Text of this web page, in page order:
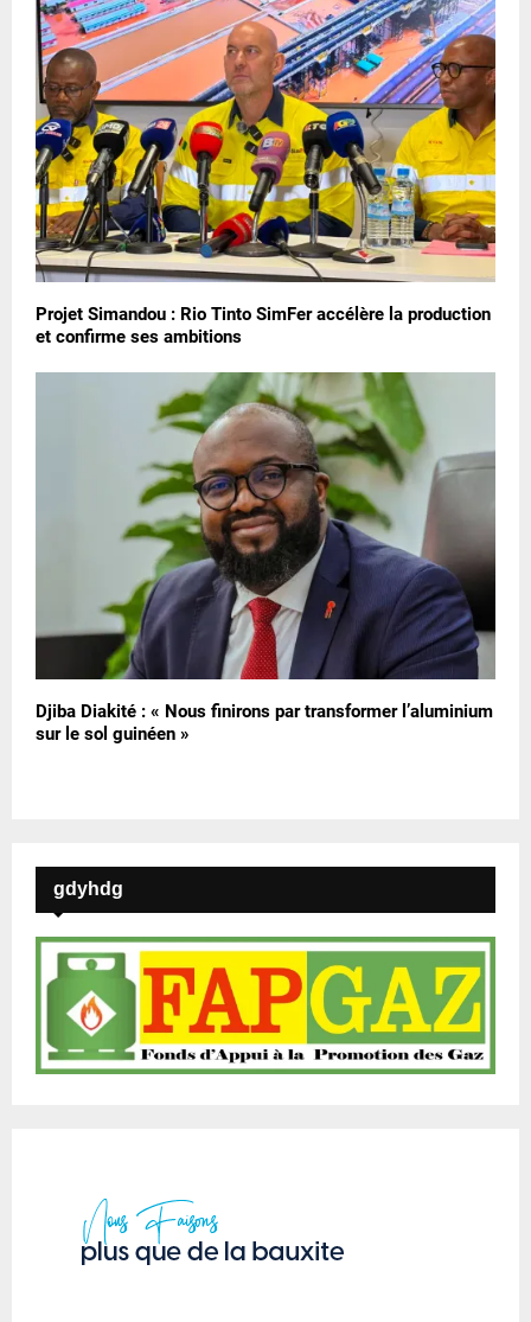
Projet Simandou : Rio Tinto SimFer accélère la production
et confirme ses ambitions
Djiba Diakité : « Nous finirons par transformer l’aluminium
sur le sol guinéen »
gdyhdg